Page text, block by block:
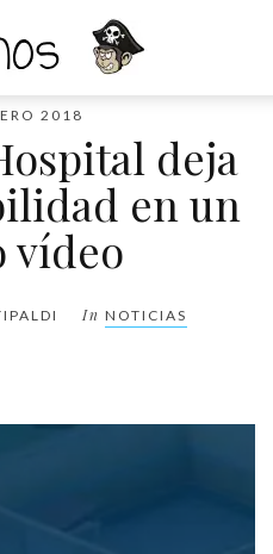
2018
deja
en un
vídeo
In NOTICIAS